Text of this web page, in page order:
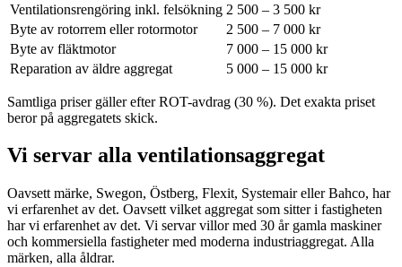
Ventilationsrengöring inkl. felsökning 2 500 – 3 500 kr
Byte av rotorrem eller rotormotor
2 500 – 7 000 kr
Byte av fläktmotor
7 000 – 15 000 kr
Reparation av äldre aggregat
5 000 – 15 000 kr
Samtliga priser gäller efter ROT-avdrag (30 %). Det exakta priset
beror på aggregatets skick.
Vi servar alla ventilationsaggregat
Oavsett märke, Swegon, Östberg, Flexit, Systemair eller Bahco, har
vi erfarenhet av det. Oavsett vilket aggregat som sitter i fastigheten
har vi erfarenhet av det. Vi servar villor med 30 år gamla maskiner
och kommersiella fastigheter med moderna industriaggregat. Alla
märken, alla åldrar.